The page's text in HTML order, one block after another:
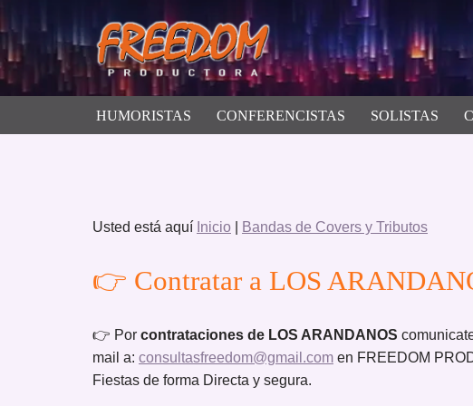
Saltar
contenido
HUMORISTAS CONFERENCISTAS SOLISTAS
Usted está aquí Inicio Bandas de Covers y Tributos
👉 Contratar a LOS
👉 Por contrataciones de LOS ARANDANOS
mail a: consultasfreedom@gmail.com en FREEDOM
Fiestas de forma Directa y segura.